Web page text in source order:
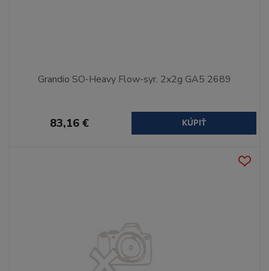
Grandio SO-Heavy Flow-syr. 2x2g GA5 2689
83,16 € KÚPIŤ